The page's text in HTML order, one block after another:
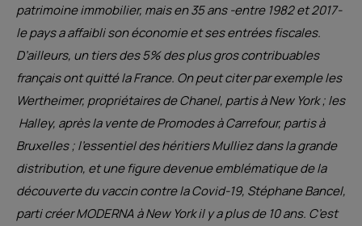
patrimoine immobilier, mais en 35 ans -entre 1982 et 2017-
le pays a affaibli son économie et ses entrées fiscales.
D’ailleurs, un tiers des 5% des plus gros contribuables
français ont quitté la France. On peut citer par exemple les
Wertheimer, propriétaires de Chanel, partis à New York ; les
Halley, après la vente de Promodes à Carrefour, partis à
Bruxelles ; l’essentiel des héritiers Mulliez dans la grande
distribution, et une figure devenue emblématique de la
découverte du vaccin contre la Covid-19, Stéphane Bancel,
parti créer MODERNA à New York il y a plus de 10 ans. C’est